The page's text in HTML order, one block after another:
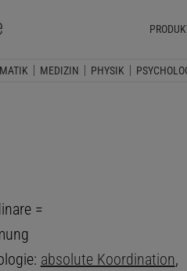
MEDIZIN PHYSIK
=
absolute Koordination,